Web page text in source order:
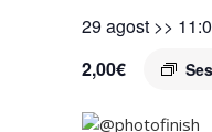
29 agost >>
2,00€